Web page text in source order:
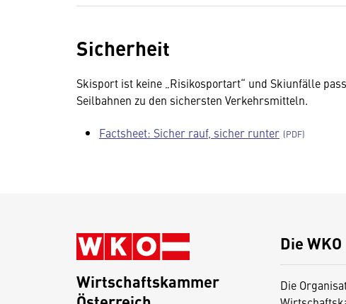
Sicherheit
Skisport ist keine „Risikosportart“ und Skiunfälle
Seilbahnen zu den sichersten Verkehrsmitteln.
Factsheet: Sicher rauf, sicher runter
Die WKO
Die
Wirtschaftskammer